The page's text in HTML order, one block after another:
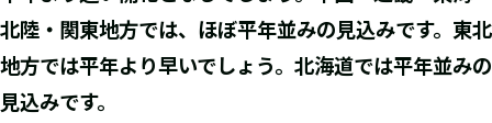
北陸・関東地方では、ほぼ平年並みの見込みです。東北
地方では平年より早いでしょう。北海道では平年並みの
見込みです。